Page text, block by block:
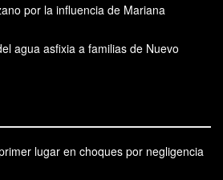
por la influencia de Mariana
agua asfixia a familias de Nuevo
lugar en choques por negligencia